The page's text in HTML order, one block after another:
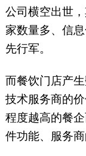
公司横空出世
家数量多、信
先行军。
而餐饮门店产
技术服务商的
程度越高的餐
件功能、服务商